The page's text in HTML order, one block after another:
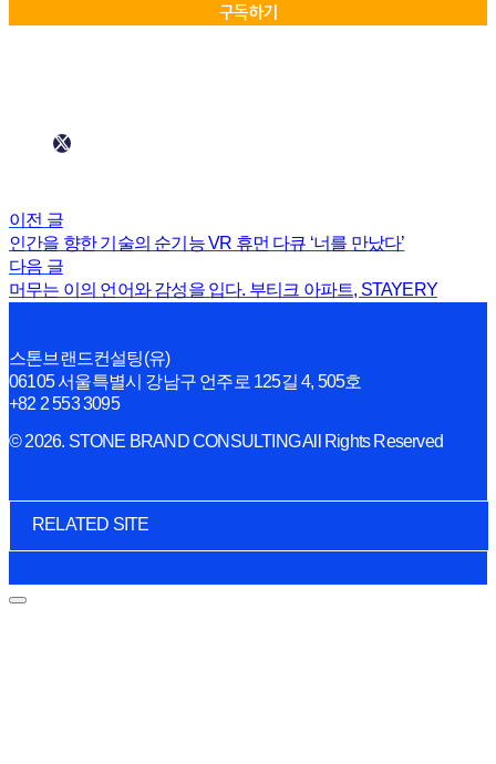
이전 글
인간을 향한 기술의 순기능 VR 휴먼 다큐 ‘너를 만났다’
다음 글
머무는 이의 언어와 감성을 입다. 부티크 아파트, STAYERY
스톤브랜드컨설팅(유)
06105 서울특별시 강남구 언주로 125길 4, 505호
+82 2 553 3095
© 2026. STONE BRAND CONSULTING All Rights Reserved
RELATED SITE